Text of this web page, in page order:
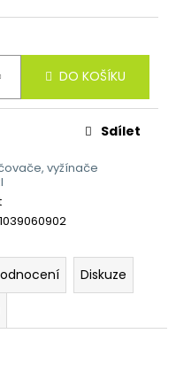
DO KOŠÍKU
vyžínače
Sdílet
Diskuze